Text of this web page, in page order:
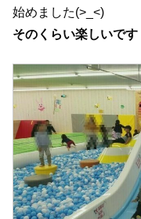
始めました(>_<)
そのくらい楽しいです